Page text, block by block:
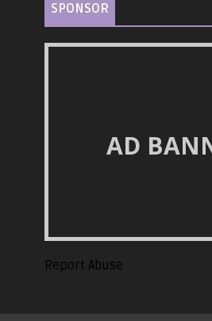
SPONSOR
AD
Report Abuse